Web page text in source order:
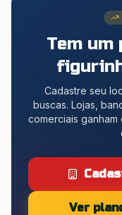
Tem um
Cadastre seu
buscas. Lojas,
comerciais
Ver